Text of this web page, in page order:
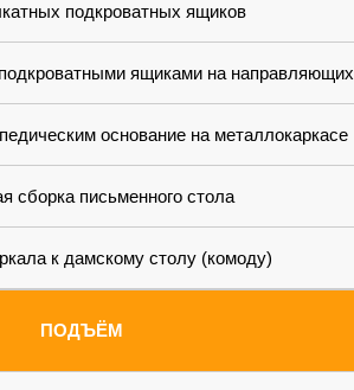
подкроватных ящиков
ящиками на направляющих
основание на металлокаркасе
сборка письменного стола
к дамскому столу (комоду)
ПОДЪЁМ